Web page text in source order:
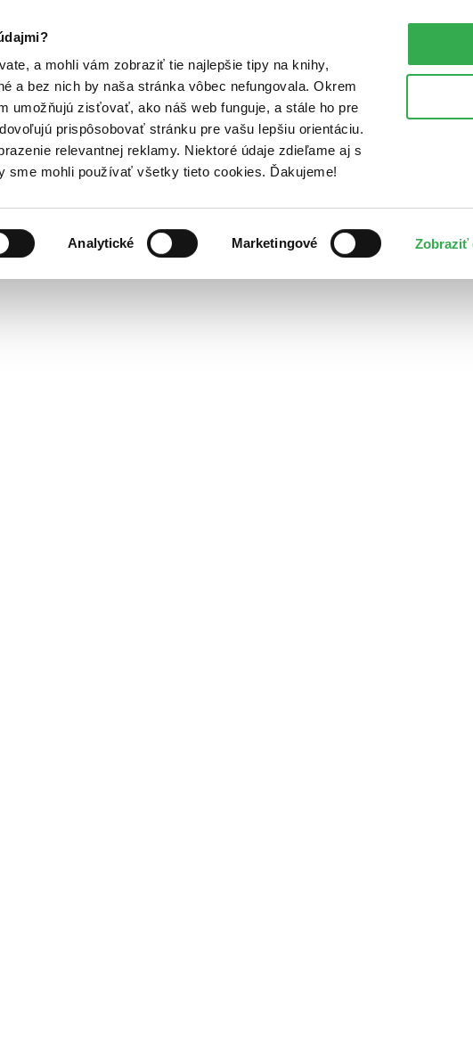
a mohli vám zobraziť tie najlepšie tipy na knihy,
a bez nich by naša stránka vôbec nefungovala. Okrem
umožňujú zisťovať, ako náš web funguje, a stále ho pre
prispôsobovať stránku pre vašu lepšiu orientáciu.
relevantnej reklamy. Niektoré údaje zdieľame aj s
sme mohli používať všetky tieto cookies. Ďakujeme!
Analytické Marketingové Zobraziť